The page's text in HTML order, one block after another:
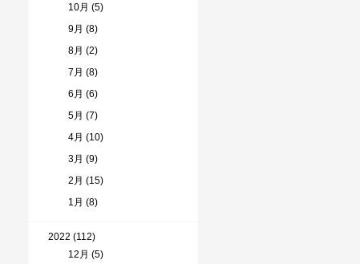
10月 (5)
9月 (8)
8月 (2)
7月 (8)
6月 (6)
5月 (7)
4月 (10)
3月 (9)
2月 (15)
1月 (8)
2022 (112)
12月 (5)